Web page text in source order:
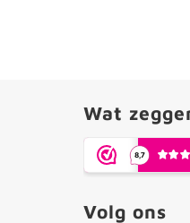
Wat
Volg ons